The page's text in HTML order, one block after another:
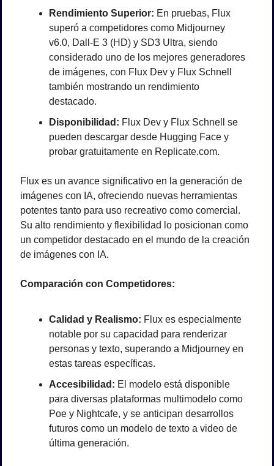
Rendimiento Superior: En pruebas, Flux
superó a competidores como Midjourney
v6.0, Dall-E 3 (HD) y SD3 Ultra, siendo
considerado uno de los mejores generadores
de imágenes, con Flux Dev y Flux Schnell
también mostrando un rendimiento
destacado.
Disponibilidad: Flux Dev y Flux Schnell se
pueden descargar desde Hugging Face y
probar gratuitamente en Replicate.com.
Flux es un avance significativo en la generación de
imágenes con IA, ofreciendo nuevas herramientas
potentes tanto para uso recreativo como comercial.
Su alto rendimiento y flexibilidad lo posicionan como
un competidor destacado en el mundo de la creación
de imágenes con IA.
Comparación con Competidores:
Calidad y Realismo: Flux es especialmente
notable por su capacidad para renderizar
personas y texto, superando a Midjourney en
estas tareas específicas.
Accesibilidad: El modelo está disponible
para diversas plataformas multimodelo como
Poe y Nightcafe, y se anticipan desarrollos
futuros como un modelo de texto a video de
última generación.